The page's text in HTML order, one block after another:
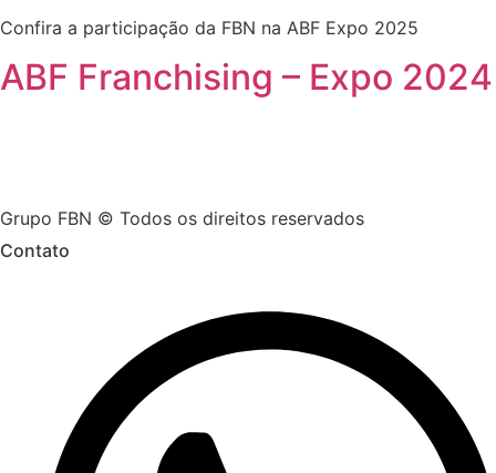
Confira a participação da FBN na ABF Expo 2025
ABF Franchising – Expo 2024
Grupo FBN © Todos os direitos reservados
Contato